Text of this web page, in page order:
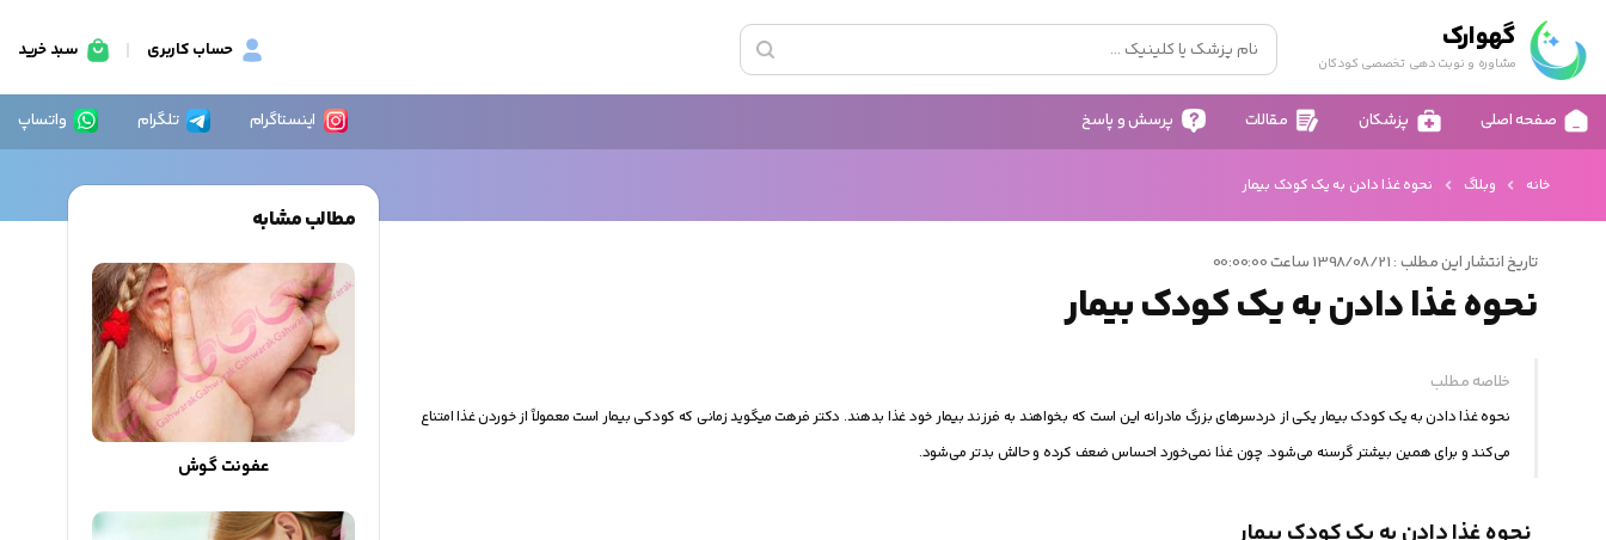
گهوارک
مشاوره و نوبت دهی تخصصی کودکان
حساب کاربری سبد خرید
صفحه اصلی پزشکان مقالات پرسش و پاسخ اینستاگرام تلگرام واتساپ
خانه وبلاگ نحوه غذا دادن به یک کودک بیمار
تاریخ انتشار این مطلب : 1398/08/21 ساعت 00:00:00
نحوه غذا دادن به یک کودک بیمار
خلاصه مطلب
نحوه غذا دادن به یک کودک بیمار یکی از دردسرهای بزرگ مادرانه این است که بخواهند به فرزند‌ بیمار خود غذا بدهند. دکتر فرهت میگوید زمانی که کودکی بیمار است معمولاً از خوردن غذا امتناع
می‌کند و برای همین بیشتر گرسنه‌ می‌شود. چون غذا نمی‌خورد احساس ضعف کرده و حالش بدتر می‌شود.
مطالب مشابه
عفونت گوش